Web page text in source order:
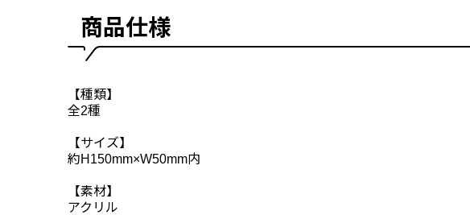
商品仕様
【種類】
全2種
【サイズ】
約H150mm×W50mm内
【素材】
アクリル